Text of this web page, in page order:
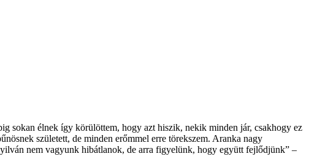
sokan élnek így körülöttem, hogy azt hiszik, nekik minden jár, csakhogy ez
született, de minden erőmmel erre törekszem. Aranka nagy
nem vagyunk hibátlanok, de arra figyelünk, hogy együtt fejlődjünk” –